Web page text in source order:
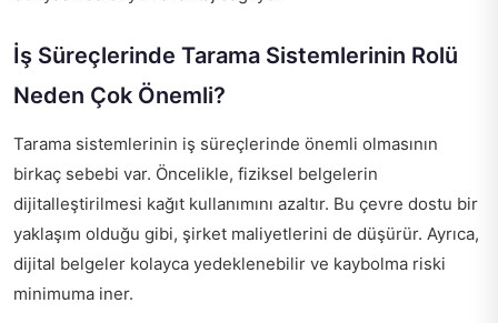
İş Süreçlerinde Tarama Sistemlerinin Rolü
Neden Çok Önemli?
Tarama sistemlerinin iş süreçlerinde önemli olmasının
birkaç sebebi var. Öncelikle, fiziksel belgelerin
dijitalleştirilmesi kağıt kullanımını azaltır. Bu çevre dostu bir
yaklaşım olduğu gibi, şirket maliyetlerini de düşürür. Ayrıca,
dijital belgeler kolayca yedeklenebilir ve kaybolma riski
minimuma iner.